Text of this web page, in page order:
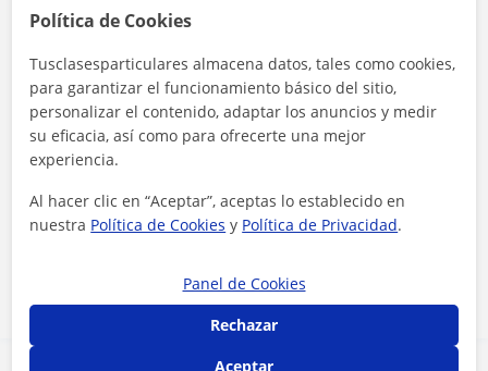
Al hacer clic, aceptas nuestro aviso legal y de privacidad
Política de Cookies
Tusclasesparticulares almacena datos, tales como cookies,
para garantizar el funcionamiento básico del sitio,
personalizar el contenido, adaptar los anuncios y medir
su eficacia, así como para ofrecerte una mejor
experiencia.
Al hacer clic en “Aceptar”, aceptas lo establecido en
nuestra Política de Cookies y Política de Privacidad.
Panel de Cookies
Rechazar
Aceptar